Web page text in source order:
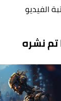
الفيديو
تم نشره